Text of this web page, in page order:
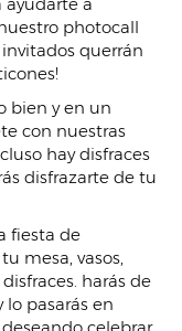
photocall
invitados querrán
bien y en un
con nuestras
hay disfraces
disfrazarte de tu
fiesta de
mesa, vasos,
harás de
pasarás en